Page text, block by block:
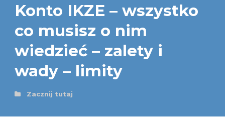
Konto IKZE – wszystko
co musisz o nim
wiedzieć – zalety i
wady – limity
Zacznij tutaj